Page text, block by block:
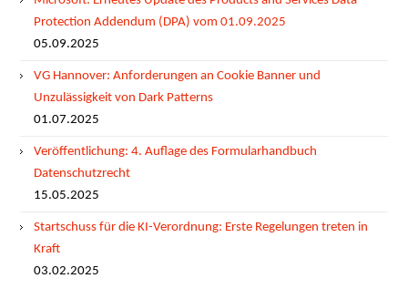
Protection Addendum (DPA) vom 01.09.2025
05.09.2025
VG Hannover: Anforderungen an Cookie Banner und
Unzulässigkeit von Dark Patterns
01.07.2025
Veröffentlichung: 4. Auflage des Formularhandbuch
Datenschutzrecht
15.05.2025
Startschuss für die KI-Verordnung: Erste Regelungen treten in
Kraft
03.02.2025